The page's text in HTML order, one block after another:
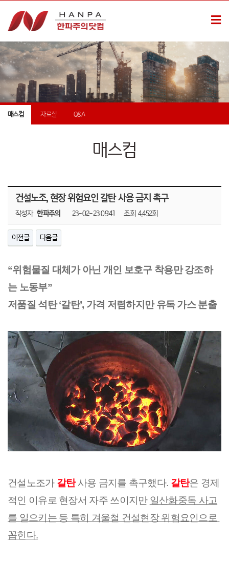
매스컴 자료실 Q&A
매스컴
건설노조, 현장 위험요인 갈탄 사용 금지 촉구
작성자 한파주의 23-02-23 09:41 조회 4,452회
이전글 다음글
“위험물질 대체가 아닌 개인 보호구 착용만 강조하
는 노동부”
저품질 석탄 ‘갈탄’, 가격 저렴하지만 유독 가스 분출
건설노조가 갈탄 사용 금지를 촉구했다. 갈탄은 경제
적인 이유로 현장서 자주 쓰이지만 일산화중독 사고
를 일으키는 등 특히 겨울철 건설현장 위험요인으로
꼽힌다.